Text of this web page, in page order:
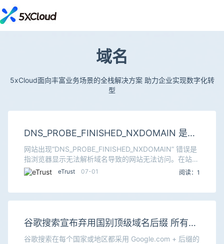
域名
5xCloud面向丰富业务场景的全栈解决方案 助力企业实现数字化转
型
DNS_PROBE_FINISHED_NXDOMAIN 是怎
么回事？
网站出现“DNS_PROBE_FINISHED_NXDOMAIN” 错误是
指浏览器显示无法解析域名导致的网站无法访问。在站长
圈公认的权威知识库或者站长百科中，早已对这类域名解
eTrust 07-01 阅读：1
谷歌搜索宣布弃用国别顶级域名后缀 所有访
问均跳转到Google.com
谷歌搜索在每个国家或地区都采用 Google.com + 后缀的